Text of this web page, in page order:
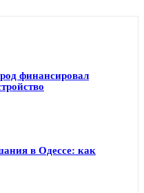
финансировал
в Одессе: как